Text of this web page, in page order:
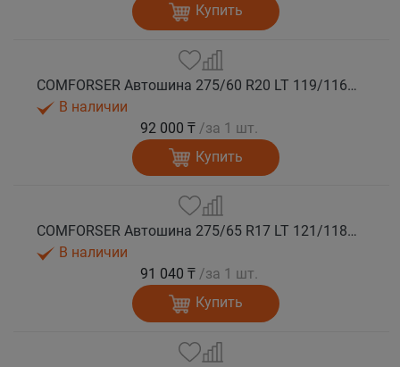
Купить
COMFORSER Автошина 275/60 R20 LT 119/116S CF1100 8PR RWL лето
В наличии
92 000 ₸ /за 1 шт.
Купить
COMFORSER Автошина 275/65 R17 LT 121/118S CF1100 10PR RWL лето
В наличии
91 040 ₸ /за 1 шт.
Купить